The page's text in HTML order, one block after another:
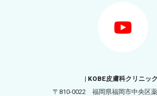
| KOBE皮膚科クリニッ
〒810-0022 福岡県福岡市中央区